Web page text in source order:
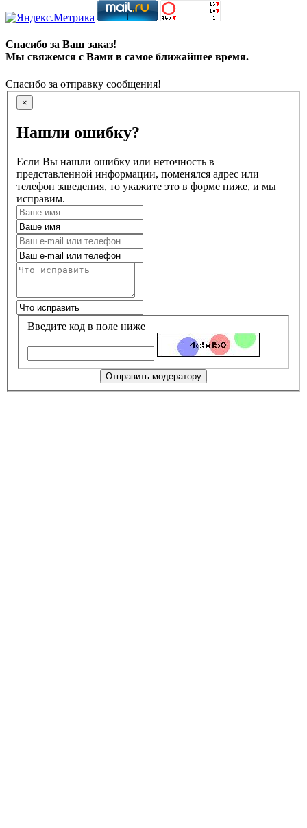
Спасибо за Ваш заказ!
Мы свяжемся с Вами в самое ближайшее время.
Спасибо за отправку сообщения!
×
Нашли ошибку?
Если Вы нашли ошибку или неточность в
представленной информации, поменялся адрес или
телефон заведения, то укажите это в форме ниже, и мы
исправим.
Введите код в поле ниже
Отправить модератору